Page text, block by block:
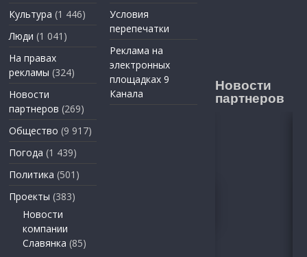
Культура (1 446)
Люди (1 041)
На правах
рекламы (324)
Новости
партнеров (269)
Общество (9 917)
Погода (1 439)
Политика (501)
Проекты (383)
Новости
компании
Славянка (85)
Условия
перепечатки
Реклама на
электронных
площадках 9
Канала
Новости
партнеров